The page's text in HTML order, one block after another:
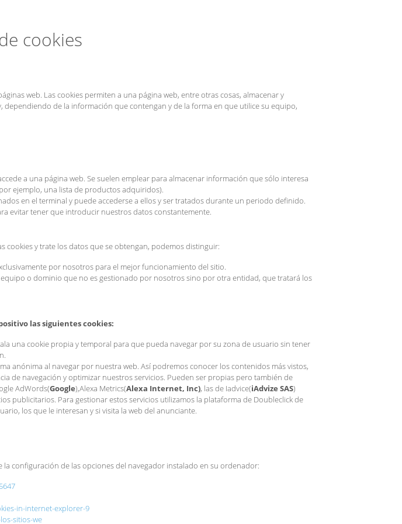
cookies
web. Las cookies permiten a una página web, entre otras cosas, almacenar y
de la información que contengan y de la forma en que utilice su equipo,
a una página web. Se suelen emplear para almacenar información que sólo interesa
ejemplo, una lista de productos adquiridos).
en el terminal y puede accederse a ellos y ser tratados durante un periodo definido.
evitar tener que introducir nuestros datos constantemente.
cookies y trate los datos que se obtengan, podemos distinguir:
por nosotros para el mejor funcionamiento del sitio.
o dominio que no es gestionado por nosotros sino por otra entidad, que tratará los
las siguientes cookies:
una cookie propia y temporal para que pueda navegar por su zona de usuario sin tener
anónima al navegar por nuestra web. Así podremos conocer los contenidos más vistos,
de navegación y optimizar nuestros servicios. Pueden ser propias pero también de
AdWords(Google),Alexa Metrics(Alexa Internet, Inc), las de Iadvice(iAdvize SAS)
publicitarios. Para gestionar estos servicios utilizamos la plataforma de Doubleclick de
los que le interesan y si visita la web del anunciante.
configuración de las opciones del navegador instalado en su ordenador:
in-internet-explorer-9
sitios-we